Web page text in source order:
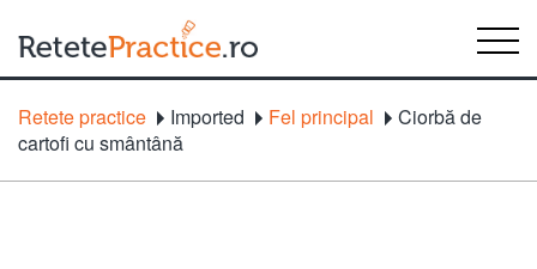
Retete practice Imported Fel principal
Ciorbă de
cartofi cu smântână